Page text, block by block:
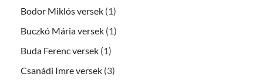
Bodor Miklós versek (1)
Buczkó Mária versek (1)
Buda Ferenc versek (1)
Csanádi Imre versek (3)